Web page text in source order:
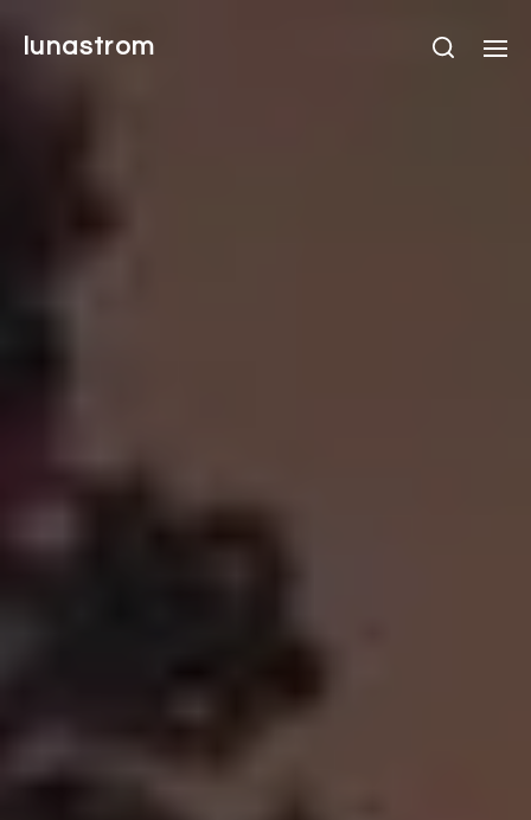
lunastrom